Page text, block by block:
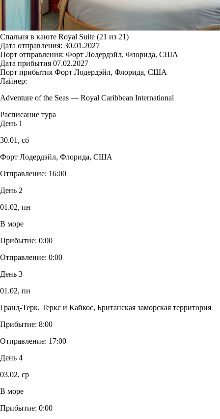
Спальня в каюте Royal Suite (21 из 21)
Дата отправления: 30.01.2027
Порт отправления: Форт Лодердэйл, Флорида, США
Дата прибытия 07.02.2027
Порт прибытия Форт Лодердэйл, Флорида, США
Лайнер:
Adventure of the Seas — Royal Caribbean International
Расписание тура
День 1
30.01, сб
Форт Лодердэйл, Флорида, США
Отправление: 16:00
День 2
01.02, пн
В море
Прибытие: 0:00
Отправление: 0:00
День 3
01.02, пн
Гранд-Терк, Теркс и Кайкос, Британская заморская территория
Прибытие: 8:00
Отправление: 17:00
День 4
03.02, ср
В море
Прибытие: 0:00